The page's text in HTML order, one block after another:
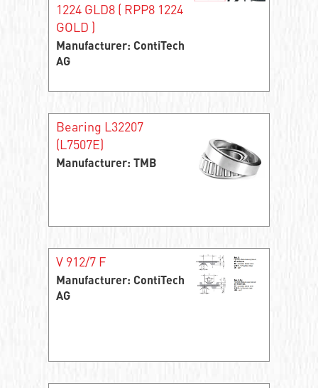
1224 GLD8 ( RPP8 1224
GOLD )
Manufacturer: ContiTech
AG
Bearing L32207
(L7507E)
Manufacturer: TMB
V 912/7 F
Manufacturer: ContiTech
AG